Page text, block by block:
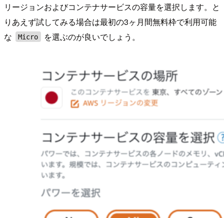
リージョンおよびコンテナサービスの容量を選択します。と
りあえず試してみる場合は最初の3ヶ月間無料枠で利用可能
な
Micro を選ぶのが良いでしょう。